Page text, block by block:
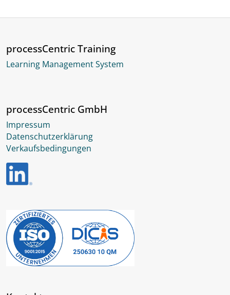
processCentric Training
Learning Management System
processCentric GmbH
Impressum
Datenschutzerklärung
Verkaufsbedingungen